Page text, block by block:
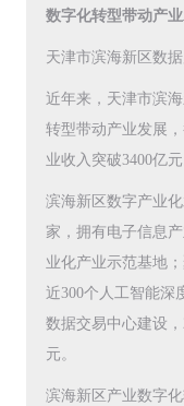
数字化转型带动产
天津市滨海新区数
近年来，天津市滨
转型带动产业发展
业收入突破3400亿元
滨海新区数字产业
家，拥有电子信息
业化产业示范基地
近300个人工智能深
数据交易中心建设
元。
滨海新区产业数字